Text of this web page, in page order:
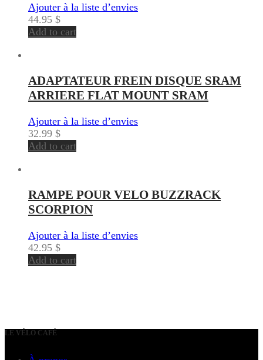
Ajouter à la liste d’envies
44.95 $
Add to cart
ADAPTATEUR FREIN DISQUE SRAM
ARRIERE FLAT MOUNT SRAM
Ajouter à la liste d’envies
32.99 $
Add to cart
RAMPE POUR VELO BUZZRACK
SCORPION
Ajouter à la liste d’envies
42.95 $
Add to cart
LE VÉLO CAFÉ